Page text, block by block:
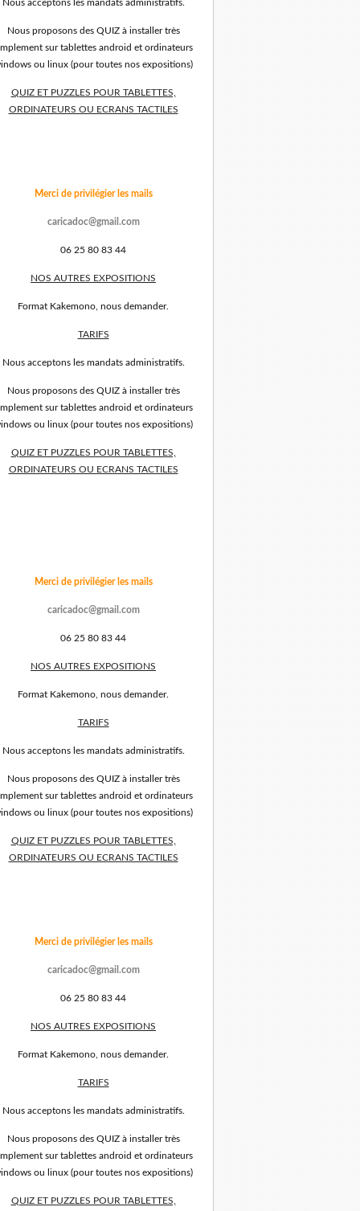
Nous acceptons les mandats administratifs.
Nous proposons des QUIZ à installer très
sur tablettes android et ordinateurs
ou linux (pour toutes nos expositions)
QUIZ ET PUZZLES POUR TABLETTES,
ORDINATEURS OU ECRANS TACTILES
Merci de privilégier les mails
caricadoc@gmail.com
06 25 80 83 44
NOS AUTRES EXPOSITIONS
Format Kakemono, nous demander.
TARIFS
Nous acceptons les mandats administratifs.
Nous proposons des QUIZ à installer très
sur tablettes android et ordinateurs
ou linux (pour toutes nos expositions)
QUIZ ET PUZZLES POUR TABLETTES,
ORDINATEURS OU ECRANS TACTILES
Merci de privilégier les mails
caricadoc@gmail.com
06 25 80 83 44
NOS AUTRES EXPOSITIONS
Format Kakemono, nous demander.
TARIFS
Nous acceptons les mandats administratifs.
Nous proposons des QUIZ à installer très
sur tablettes android et ordinateurs
ou linux (pour toutes nos expositions)
QUIZ ET PUZZLES POUR TABLETTES,
ORDINATEURS OU ECRANS TACTILES
Merci de privilégier les mails
caricadoc@gmail.com
06 25 80 83 44
NOS AUTRES EXPOSITIONS
Format Kakemono, nous demander.
TARIFS
Nous acceptons les mandats administratifs.
Nous proposons des QUIZ à installer très
sur tablettes android et ordinateurs
ou linux (pour toutes nos expositions)
QUIZ ET PUZZLES POUR TABLETTES,